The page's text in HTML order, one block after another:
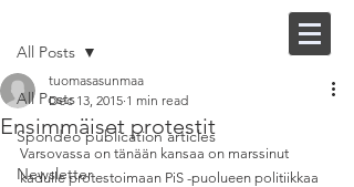
All Posts
Spondeo publication articles
Newsletter
All Posts
Ensimmäiset protestit
tuomasasunmaa
Dec 13, 2015 1 min read
Varsovassa on tänään kansaa on marssinut
kadulle protestoimaan PiS -puolueen politiikkaa